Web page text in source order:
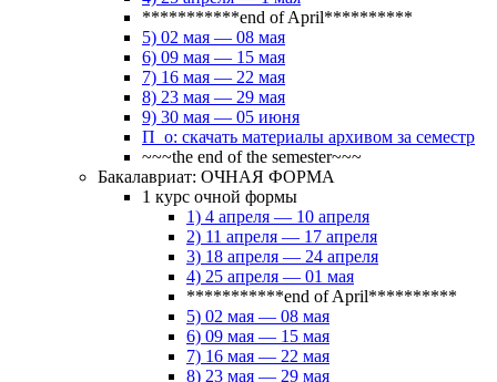
***********end of April**********
5) 02 мая — 08 мая
6) 09 мая — 15 мая
7) 16 мая — 22 мая
8) 23 мая — 29 мая
9) 30 мая — 05 июня
П_о: скачать материалы архивом за семестр
~~~the end of the semester~~~
Бакалавриат: ОЧНАЯ ФОРМА
1 курс очной формы
1) 4 апреля — 10 апреля
2) 11 апреля — 17 апреля
3) 18 апреля — 24 апреля
4) 25 апреля — 01 мая
***********end of April**********
5) 02 мая — 08 мая
6) 09 мая — 15 мая
7) 16 мая — 22 мая
8) 23 мая — 29 мая